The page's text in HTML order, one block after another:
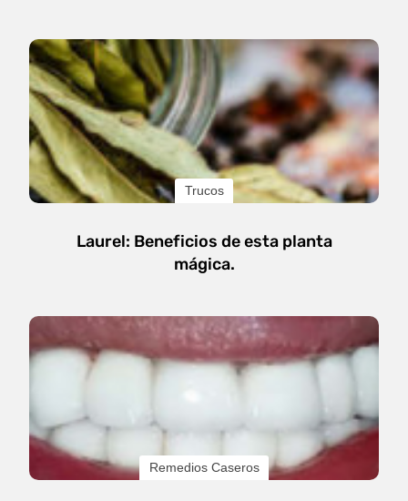
Trucos
Laurel: Beneficios de esta planta
mágica.
Remedios Caseros